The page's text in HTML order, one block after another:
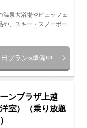
温泉大浴場やビュッフェ
や、スキー・スノーボー
プラン※準備中
ンプラザ上越
洋室）（乗り放題